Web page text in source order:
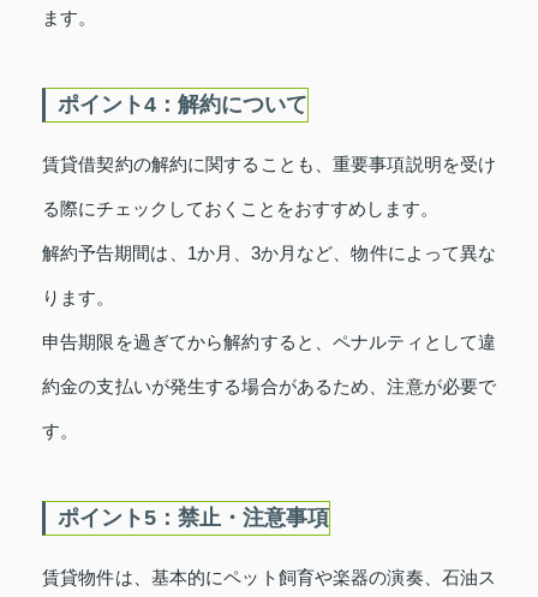
ます。
ポイント4：解約について
賃貸借契約の解約に関することも、重要事項説明を受け
る際にチェックしておくことをおすすめします。
解約予告期間は、1か月、3か月など、物件によって異な
ります。
申告期限を過ぎてから解約すると、ペナルティとして違
約金の支払いが発生する場合があるため、注意が必要で
す。
ポイント5：禁止・注意事項
賃貸物件は、基本的にペット飼育や楽器の演奏、石油ス